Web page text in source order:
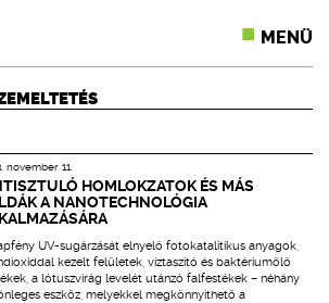
MENÜ
KONFERENCIÁK
TERMÉKKIÍRÁS
JOG
KÉPZÉSEK
november 11.
HOMLOKZATOK ÉS MÁS
A NANOTECHNOLÓGIA
UV-sugárzását elnyelő fotokatalitikus anyagok,
kezelt felületek, víztaszító és baktériumölő
a lótuszvirág levelét utánzó falfestékek – néhány
eszköz, melyekkel megkönnyíthető a